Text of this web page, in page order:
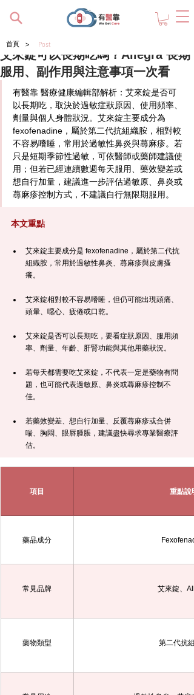
艾來錠可以長期吃嗎？Allegra 長期
服用、副作用與注意事項一次看
有醫靠 醫療健康編輯部解析：艾來錠是否可
以長期吃，取決於過敏症狀原因、使用頻率、
劑量與個人身體狀況。艾來錠主要成分為
fexofenadine，屬於第二代抗組織胺，相對較
不容易嗜睡，常用於過敏性鼻炎與蕁麻疹。若
只是短期季節性過敏，可依醫師或藥師建議使
用；但若已經連續數週每天服用、藥效變差或
想自行加量，建議進一步評估過敏原、鼻炎或
蕁麻疹控制方式，不建議自行無限期服用。
本文重點
艾來錠主要成分是 fexofenadine，屬於第二代抗
組織胺，常用於過敏性鼻炎、蕁麻疹與皮膚搔
癢。
艾來錠相對較不容易嗜睡，但仍可能出現頭痛、
頭暈、噁心、疲倦或口乾。
艾來錠是否可以長期吃，要看症狀原因、服用頻
率、劑量、年齡、肝腎功能與其他用藥狀況。
若每天都需要吃艾來錠，不代表一定是藥物有問
題，也可能代表過敏原、鼻炎或蕁麻疹控制不
佳。
若藥效變差、想自行加量、反覆蕁麻疹或合併
喘、胸悶、眼唇腫脹，建議盡快尋求專業醫療評
估。
項目 重點說明
藥品成分
常見品牌 艾來錠、
藥物類型 第二代抗組
首頁 > Post